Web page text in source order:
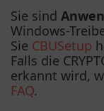
Sie sind
Windows-
Sie CBUSetup
Falls die
erkannt wird,
FAQ.